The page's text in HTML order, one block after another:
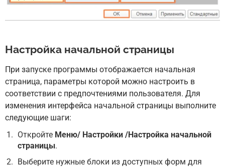
Настройка начальной страницы
При запуске программы отображается начальная
страница, параметры которой можно настроить в
соответствии с предпочтениями пользователя. Для
изменения интерфейса начальной страницы выполните
следующие шаги:
Откройте Меню/ Настройки /Настройка начальной
страницы.
Выберите нужные блоки из доступных форм для